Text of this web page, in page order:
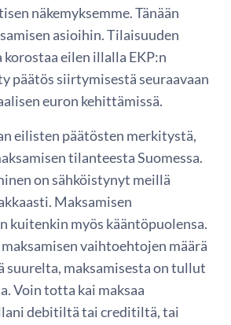
näkemyksemme. Tänään
asioihin. Tilaisuuden
eilen illalla EKP:n
päätös siirtymisestä seuraavaan
euron kehittämissä.
eilisten päätösten merkitystä,
tilanteesta Suomessa.
on sähköistynyt meillä
Maksamisen
kuitenkin myös kääntöpuolensa.
vaihtoehtojen määrä
suurelta, maksamisesta on tullut
Voin totta kai maksaa
debitiltä tai creditiltä, tai